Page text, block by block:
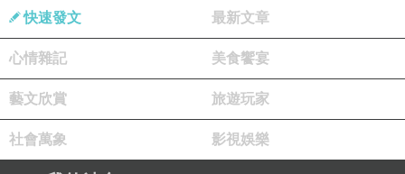
快速發文 最新文章
心情雜記 美食饗宴
藝文欣賞 旅遊玩家
社會萬象 影視娛樂